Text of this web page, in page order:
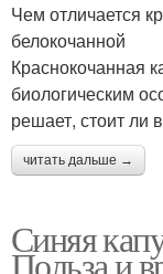
Чем отличается
белокочанной
Краснокочанная
биологическим
решает, стоит ли
читать дальше →
Синяя